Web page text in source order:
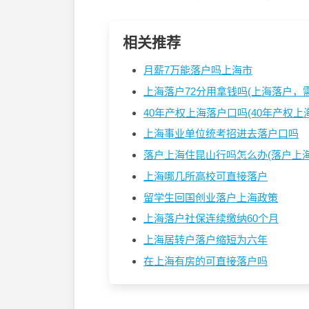
相关推荐
月薪7万能落户吗上海市
上海落户72分用拿钱吗(上海落户，
40年产权上海落户口吗(40年产权上
上海事业单位统考招进去落户口吗
落户上海住昆山行吗怎么办(落户上
上海哪几所高校可直接落户
留学生回国创业落户上海政策
上海落户社保连续缴纳60个月
上海居转户落户缩短为六年
在上海有房的可直接落户吗